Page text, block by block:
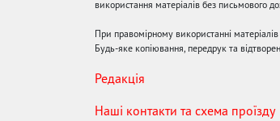
використання матеріалів без
При правомірному використанні
Будь-яке копіювання, передрук та
Редакція
Наші контакти та схема проїзду